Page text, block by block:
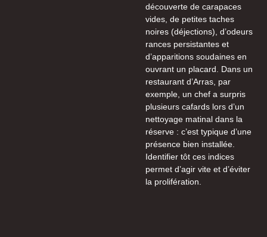
découverte de carapaces
vides, de petites taches
noires (déjections), d’odeurs
rances persistantes et
d’apparitions soudaines en
ouvrant un placard. Dans un
restaurant d’Arras, par
exemple, un chef a surpris
plusieurs cafards lors d’un
nettoyage matinal dans la
réserve : c’est typique d’une
présence bien installée.
Identifier tôt ces indices
permet d’agir vite et d’éviter
la prolifération.